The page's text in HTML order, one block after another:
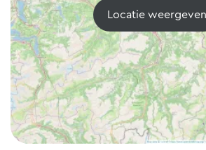
Locatie weergeven